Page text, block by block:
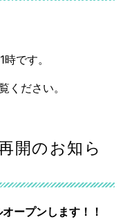
です。
ください。
開のお知ら
ープンします！！